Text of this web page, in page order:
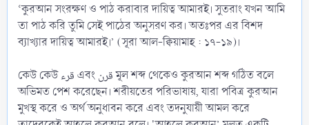
‘কুরআন সংরক্ষণ ও পাঠ করাবার দায়িত্ব আমারই। সুতরাং যখন আমি
তা পাঠ করি তুমি সেই পাঠের অনুসরণ কর। অতঃপর এর বিশদ
ব্যাখ্যার দায়িত্ব আমারই।’ (সূরা আল-ক্বিয়ামাহ : ১৭-১৯)।
কেউ কেউ قرء এবং قرن মূল শব্দ থেকেও কুরআন শব্দ গঠিত বলে
অভিমত পেশ করেছেন। শরীয়তের পরিভাষায়, যারা পবিত্র কুরআন
মুখস্থ করে ও অর্থ অনুধাবন করে এবং তদনুযায়ী আমল করে